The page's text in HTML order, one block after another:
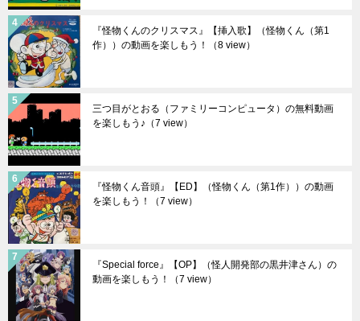
『怪物くんのクリスマス』【挿入歌】（怪物くん（第1
作））の動画を楽しもう！
（8 view）
三つ目がとおる（ファミリーコンピュータ）の無料動画
を楽しもう♪ （7 view）
『怪物くん音頭』【ED】（怪物くん（第1作））の動画
を楽しもう！
（7 view）
『Special force』【OP】（怪人開発部の黒井津さん）の
動画を楽しもう！
（7 view）